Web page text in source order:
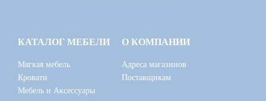
КАТАЛОГ МЕБЕЛИ
Мягкая мебель
Кровати
Мебель и Аксессуары
О КОМПАНИИ
Адреса магазинов
Поставщикам